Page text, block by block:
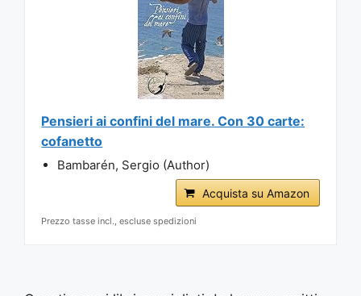
Pensieri ai confini del mare. Con 30 carte:
cofanetto
Bambarén, Sergio (Author)
Acquista su Amazon
Prezzo tasse incl., escluse spedizioni